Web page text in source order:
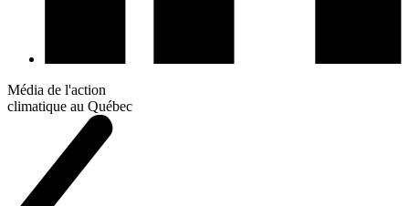
Média de l'action
climatique au Québec